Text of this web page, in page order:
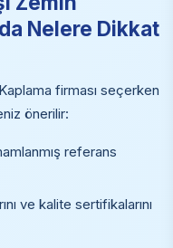
Nelere Dikkat
firması seçerken
önerilir:
referans
ve kalite sertifikalarını